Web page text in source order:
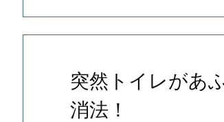
突然トイレがあ
消法！